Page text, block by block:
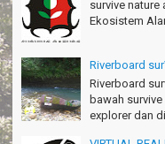
Pokonya seru, Amazing
Susi - Cimahi
Thanks Gn.Ciremai mantap
Rian - Surabaya
Thanks!Green canyon
survive nature
Ekosistem
Riverboard
Riverboard
bawah
explorer dan